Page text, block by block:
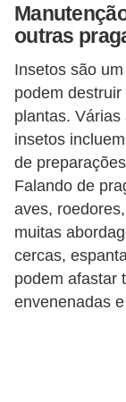
outras
Insetos são
podem
plantas.
insetos
de
Falando de
aves,
muitas
cercas,
podem afastar
envenenadas
c
n
d
o
m
í
n
i
o